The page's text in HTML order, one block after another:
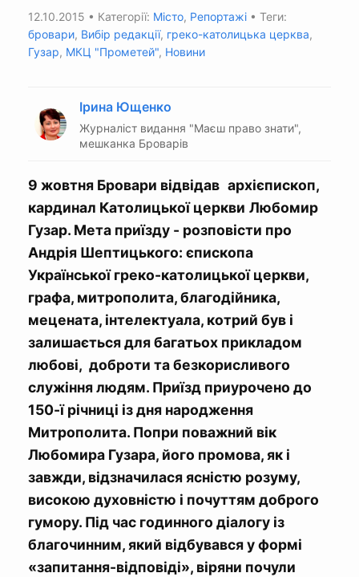
12.10.2015 • Категорії: Місто, Репортажі • Теги:
бровари, Вибір редакції, греко-католицька церква,
Гузар, МКЦ "Прометей", Новини
Ірина Ющенко
Журналіст видання "Маєш право знати",
мешканка Броварів
9 жовтня Бровари відвідав архієпископ,
кардинал Католицької церкви Любомир
Гузар. Мета приїзду - розповісти про
Андрія Шептицького: єпископа
Української греко-католицької церкви,
графа, митрополита, благодійника,
мецената, інтелектуала, котрий був і
залишається для багатьох прикладом
любові, доброти та безкорисливого
служіння людям. Приїзд приурочено до
150-ї річниці із дня народження
Митрополита. Попри поважний вік
Любомира Гузара, його промова, як і
завжди, відзначилася ясністю розуму,
високою духовністю і почуттям доброго
гумору. Під час годинного діалогу із
благочинним, який відбувався у формі
«запитання-відповіді», віряни почули